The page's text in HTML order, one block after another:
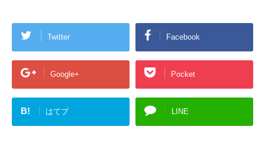
Twitter Facebook
Google+ Pocket
B! はてブ LINE